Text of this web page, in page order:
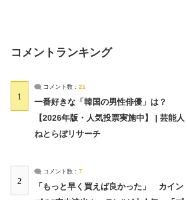
コメントランキング
1
コメント数： 21
一番好きな「韓国の男性俳優」は？
【2026年版・人気投票実施中】 | 芸能人
ねとらぼリサーチ
2
コメント数： 7
「もっと早く買えば良かった」 カイン